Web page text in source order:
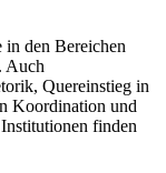
den Bereichen
Auch
Quereinstieg in
Koordination und
finden